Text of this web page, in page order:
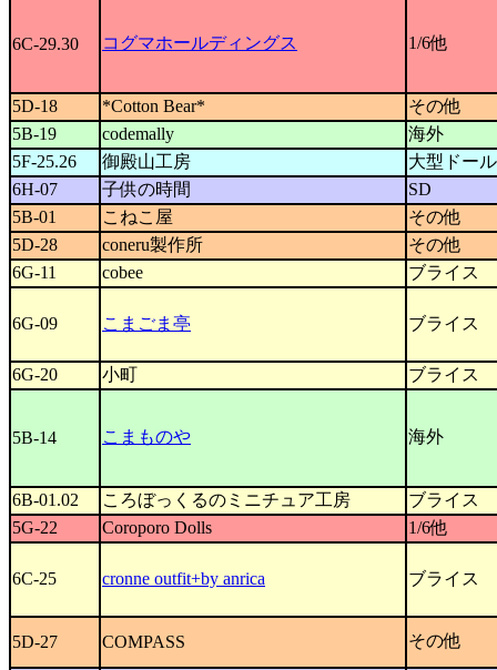
6C-29.30 コグマホールディングス 1/6他
5D-18 *Cotton Bear*
その他
5B-19
codemally
海外
5F-25.26
御殿山工房
大型ドール
6H-07
子供の時間
SD
5B-01
こねこ屋
その他
5D-28
coneru製作所
その他
6G-11
cobee ブライス
6G-09 こまごま亭 ブライス
6G-20 小町 ブライス
5B-14 こまものや 海外
6B-01.02 ころぼっくるのミニチュア工房
ブライス
5G-22
Coroporo Dolls 1/6他
6C-25 cronne outfit+by anrica ブライス
5D-27 COMPASS その他